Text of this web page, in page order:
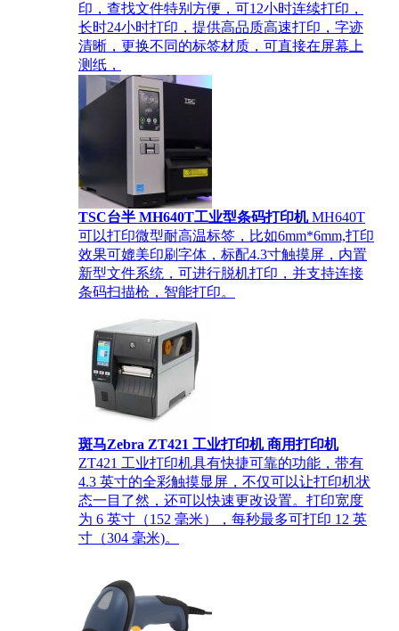
印，查找文件特别方便，可12小时连续打印，
长时24小时打印，提供高品质高速打印，字迹
清晰，更换不同的标签材质，可直接在屏幕上
测纸，
TSC台半 MH640T工业型条码打印机 MH640T
可以打印微型耐高温标签，比如6mm*6mm,打印
效果可媲美印刷字体，标配4.3寸触摸屏，内置
新型文件系统，可进行脱机打印，并支持连接
条码扫描枪，智能打印。
斑马Zebra ZT421 工业打印机 商用打印机
ZT421 工业打印机具有快捷可靠的功能，带有
4.3 英寸的全彩触摸显屏，不仅可以让打印机状
态一目了然，还可以快速更改设置。打印宽度
为 6 英寸（152 毫米），每秒最多可打印 12 英
寸（304 毫米)。